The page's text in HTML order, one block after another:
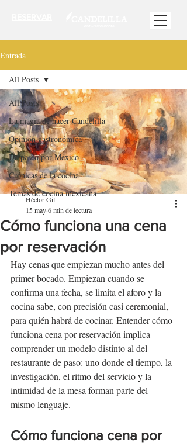
Entrada
All Posts
La magia de hacer Candelilla
Opinión gastronómica
De paseo por México
Crónicas de la cocina
Temas de cocina mexicana
All Posts
Cómo funciona una cena
por reservación
Héctor Gil
15 may6 min de lectura
Hay cenas que empiezan mucho antes del
primer bocado. Empiezan cuando se
confirma una fecha, se limita el aforo y la
cocina sabe, con precisión casi ceremonial,
para quién habrá de cocinar. Entender cómo
funciona cena por reservación implica
comprender un modelo distinto al del
restaurante de paso: uno donde el tiempo, la
investigación, el ritmo del servicio y la
intimidad de la mesa forman parte del
mismo lenguaje.
Cómo funciona cena por